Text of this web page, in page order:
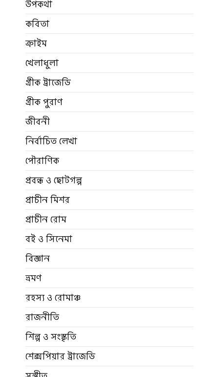
উপকথা
কবিতা
ক্রাইম
খেলাধুলা
গ্রীক ট্রাজেডি
গ্রীক পুরাণ
জীবনী
নির্বাচিত লেখা
পৌরাণিক
প্রবন্ধ ও ছোটগল্প
প্রাচীন মিশর
প্রাচীন রোম
বই ও সিনেমা
বিজ্ঞান
ভ্রমণ
রহস্য ও রোমাঞ্চ
রাজনীতি
শিল্প ও সংস্কৃতি
শেক্সপিয়ার ট্রাজেডি